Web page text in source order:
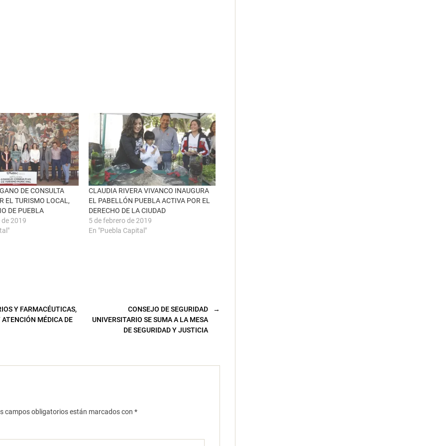
DE CONSULTA
EL TURISMO LOCAL,
DE PUEBLA
2019
CLAUDIA RIVERA VIVANCO INAUGURA
EL PABELLÓN PUEBLA ACTIVA POR EL
DERECHO DE LA CIUDAD
5 de febrero de 2019
En "Puebla Capital"
Y FARMACÉUTICAS,
MÉDICA DE
→
CONSEJO DE SEGURIDAD
UNIVERSITARIO SE SUMA A LA MESA
DE SEGURIDAD Y JUSTICIA
campos obligatorios están marcados con *